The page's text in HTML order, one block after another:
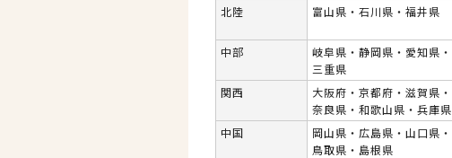
北陸
富山県・石川県・福井県
中部
岐阜県・静岡県・愛知県・
三重県
関西
大阪府・京都府・滋賀県・
奈良県・和歌山県・兵庫県
中国
岡山県・広島県・山口県・
鳥取県・島根県